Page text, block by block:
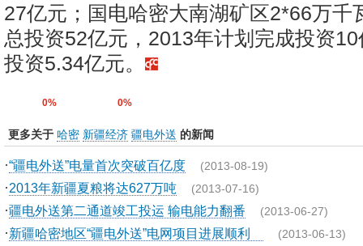
27亿元；国电哈密大南湖矿区2*66万千
总投资52亿元，2013年计划完成投资
投资5.34亿元。
0% 0%
更多关于 哈密 新疆经济 疆电外送 的新闻
·“疆电外送”电量首次突破百亿度 (2013-08-19)
·2013年新疆夏粮将达627万吨 (2013-07-16)
·疆电外送第二通道竣工投运 输电能力翻番 (2013-06-27)
·新疆哈密地区“疆电外送”电网项目进展顺利 (2013-06-13)